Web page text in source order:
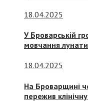
18.04.2025
У Броварській
мовчання
18.04.2025
На Броварщині
пережив